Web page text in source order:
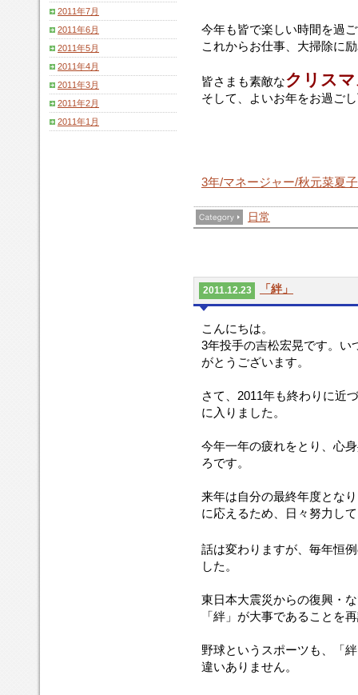
今年も皆で楽しい時間を過
これからお仕事、大掃除に
皆さまも素敵なクリス
そして、よいお年をお過ご
3年/マネージャー/秋元菜夏
日常
2011.12.23 「絆」
こんにちは。
3年投手の吉松宏晃です。い
がとうございます。
さて、2011年も終わりに近
に入りました。
今年一年の疲れをとり、心
ろです。
来年は自分の最終年度とな
に応えるため、日々努力し
話は変わりますが、毎年恒
した。
東日本大震災からの復興・
「絆」が大事であることを
野球というスポーツも、「
違いありません。
2011年7月
2011年6月
2011年5月
2011年4月
2011年3月
2011年2月
2011年1月